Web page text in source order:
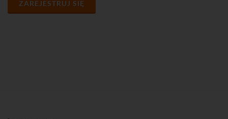
ZAREJESTRUJ SIĘ